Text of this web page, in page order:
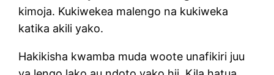
kimoja. Kukiwekea malengo na kukiweka
katika akili yako.
Hakikisha kwamba muda woote unafikiri juu